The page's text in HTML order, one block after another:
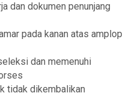
dan dokumen penunjang
pada kanan atas amplop
dan memenuhi
tidak dikembalikan